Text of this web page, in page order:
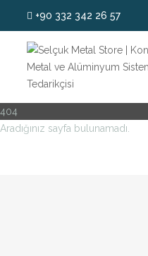
+90 332 342 26 57
404
Aradığınız sayfa bulunamadı.